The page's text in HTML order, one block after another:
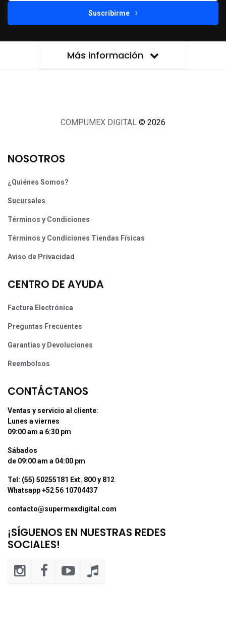
Suscribirme
Más información
COMPUMEX DIGITAL © 2026
NOSOTROS
¿Quiénes Somos?
Sucursales
Términos y Condiciones
Términos y Condiciones Tiendas Físicas
Aviso de Privacidad
CENTRO DE AYUDA
Factura Electrónica
Preguntas Frecuentes
Garantías y Devoluciones
Reembolsos
CONTÁCTANOS
Ventas y servicio al cliente:
Lunes a viernes
09:00 am a 6:30 pm
Sábados
de 09:00 am a 04:00 pm
Tel: (55) 50255181 Ext. 800 y 812
Whatsapp +52 56 10704437
contacto@supermexdigital.com
¡SÍGUENOS EN NUESTRAS REDES
SOCIALES!